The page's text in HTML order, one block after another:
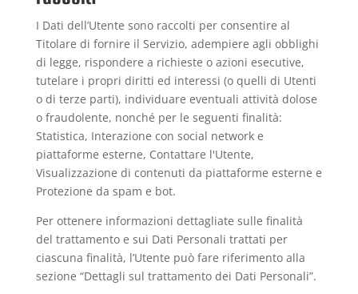
I Dati dell’Utente sono raccolti per consentire al
Titolare di fornire il Servizio, adempiere agli obblighi
di legge, rispondere a richieste o azioni esecutive,
tutelare i propri diritti ed interessi (o quelli di Utenti
o di terze parti), individuare eventuali attività dolose
o fraudolente, nonché per le seguenti finalità:
Statistica, Interazione con social network e
piattaforme esterne, Contattare l'Utente,
Visualizzazione di contenuti da piattaforme esterne e
Protezione da spam e bot.
Per ottenere informazioni dettagliate sulle finalità
del trattamento e sui Dati Personali trattati per
ciascuna finalità, l’Utente può fare riferimento alla
sezione “Dettagli sul trattamento dei Dati Personali”.